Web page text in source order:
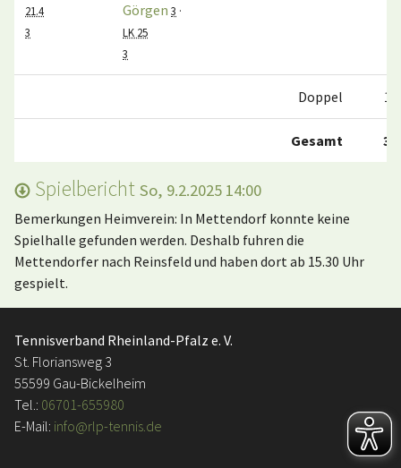
21.4
3
Görgen 3 ·
LK 25
3
Doppel 1:0
Gesamt 3:0
Spielbericht So, 9.2.2025 14:00
Bemerkungen Heimverein: In Mettendorf konnte keine
Spielhalle gefunden werden. Deshalb fuhren die
Mettendorfer nach Reinsfeld und haben dort ab 15.30 Uhr
gespielt.
Tennisverband Rheinland-Pfalz e. V.
St. Floriansweg 3
55599 Gau-Bickelheim
Tel.: 06701-655980
E-Mail: info@rlp-tennis.de